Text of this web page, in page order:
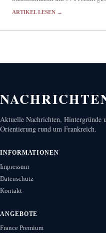
Präsident Luiz Inácio Lula da…
ARTIKEL LESEN →
Aktuelle Nachrichten, Hintergründe
Orientierung rund um Frankreich.
INFORMATIONEN
Impressum
Datenschutz
Kontakt
ANGEBOTE
France Premium